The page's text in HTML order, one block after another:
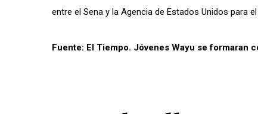
entre el Sena y la Agencia de Estados Unidos para
Fuente: El Tiempo. Jóvenes Wayu se formaran